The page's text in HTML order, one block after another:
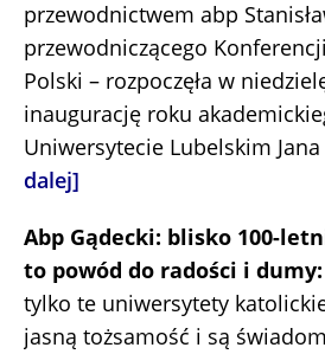
przewodnictwem abp
przewodniczącego
Polski – rozpoczęła w
inaugurację roku
Uniwersytecie Lubelskim Jana
dalej]
Abp Gądecki: blisko 100-
to powód do radości i dumy:
tylko te uniwersytety
jasną tożsamość i są